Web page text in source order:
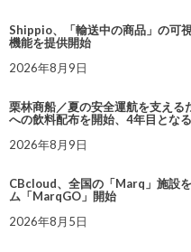
Shippio、「輸送中の商品」の可
機能を提供開始
2026年8月9日
栗林商船／夏の安全運航を支える
への飲料配布を開始、4年目とな
2026年8月9日
CBcloud、全国の「Marq」施設
ム「MarqGO」開始
2026年8月5日